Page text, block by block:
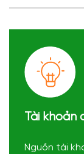
Tài khoản
Nguồn tài